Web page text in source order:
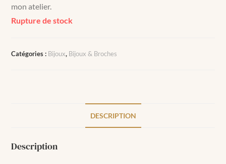
mon atelier.
Rupture de stock
Catégories : Bijoux, Bijoux & Broches
DESCRIPTION
Description